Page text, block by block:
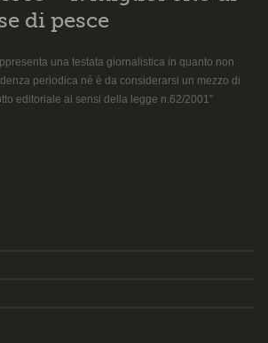
di pesce
una testata giornalistica in quanto non
periodica né è da considerarsi un mezzo di
editoriale ai sensi della legge n.62/2001”